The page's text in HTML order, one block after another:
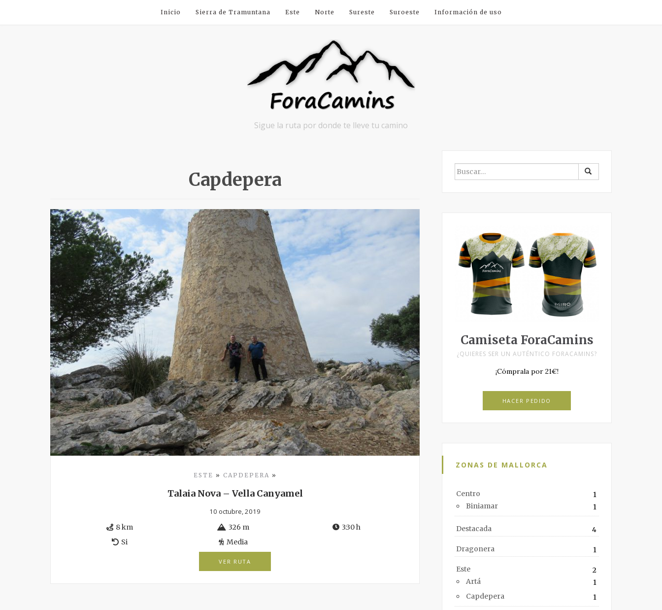
Inicio Sierra de Tramuntana Este Norte Sureste Suroeste Información de uso
Sigue la ruta por donde te lleve tu camino
Capdepera
ESTE » CAPDEPERA »
Talaia Nova – Vella Canyamel
10 octubre, 2019
8 km
326 m
3:30 h
Si
Media
VER RUTA
BUSCAR
POR:
Camiseta ForaCamins
¿QUIERES SER UN AUTÉNTICO FORACAMINS?
¡Cómprala por 21€!
HACER PEDIDO
ZONAS DE MALLORCA
Centro
1
Biniamar
1
Destacada 4
Dragonera 1
Este
2
Artá
1
Capdepera
1